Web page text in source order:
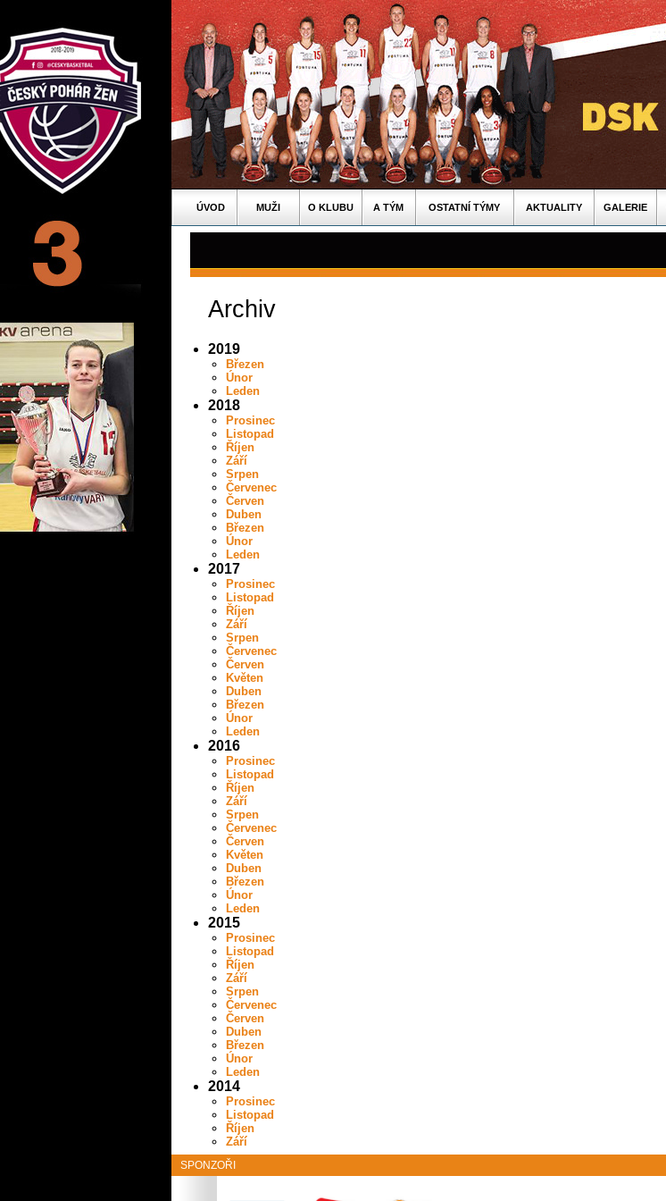
ÚVOD MUŽI O KLUBU A TÝM OSTATNÍ TÝMY AKTUALITY GALERIE
Archiv
2019
Březen
Únor
Leden
2018
Prosinec
Listopad
Říjen
Září
Srpen
Červenec
Červen
Duben
Březen
Únor
Leden
2017
Prosinec
Listopad
Říjen
Září
Srpen
Červenec
Červen
Květen
Duben
Březen
Únor
Leden
2016
Prosinec
Listopad
Říjen
Září
Srpen
Červenec
Červen
Květen
Duben
Březen
Únor
Leden
2015
Prosinec
Listopad
Říjen
Září
Srpen
Červenec
Červen
Duben
Březen
Únor
Leden
2014
Prosinec
Listopad
Říjen
Září
SPONZOŘI